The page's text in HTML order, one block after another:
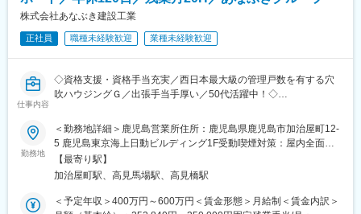
献する建築を手掛けています。働く環境や待遇面も整備し、安心
変更の範囲：会社の定める業務
の業務を切り取ってよりお客様へ価値提供できるよう新規ポジシ
ますので材料の名前を覚えたりなど、社長や先輩社員から丁寧に
教えてもらいながら習得できます。
■現職社員が感じるやりがい
住宅はお客様にとって大事な人生の一部。ニーズを汲み取りなが
ら、関係会社と調整をし理想の住宅を引き渡す時に、お客様から
感謝の言葉を頂くことも多く感動の場面に立ち会うことができま
株式会社あなぶき建設工業
正社員 職種未経験歓迎 業種未経験歓迎
仕事内容
◇資格支援・資格手当充実／西日本最大級の管理戸数を有する穴
吹ハウジングＧ／出張手当手厚い／50代活躍中！◇
■業務概要：
グループ管理物件（マンション）の大規模修繕工事（外壁修繕な
ど）の施工管理をお任せします
【具体的には】
■建物点検・診断
・建基法に基づく建物点検、外観目視点検
勤務地
＜勤務地詳細＞鹿児島営業所住所：鹿児島県鹿児島市加治屋町12-
5 鹿児島東京海上日動ビルディング1F受動喫煙対策：屋内全面禁
煙変更の範囲：会社の定める事業所
【最寄り駅】
加治屋町駅、高見馬場駅、高見橋駅
＜予定年収＞400万円～600万円＜賃金形態＞月給制＜賃金内訳＞